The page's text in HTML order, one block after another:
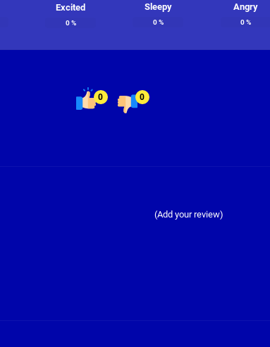
Excited
0%
Sleepy
0%
Angry
0%
0 0
(Add your review)